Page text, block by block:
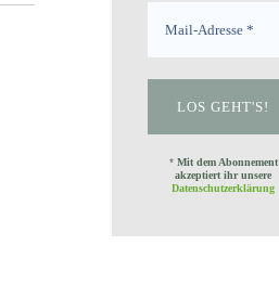
* Mit dem Abonnement
akzeptiert ihr unsere
Datenschutzerklärung